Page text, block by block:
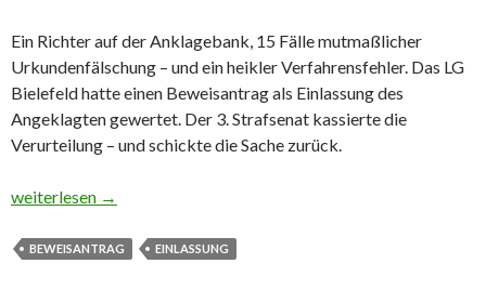
Ein Richter auf der Anklagebank, 15 Fälle mutmaßlicher
Urkundenfälschung – und ein heikler Verfahrensfehler. Das LG
Bielefeld hatte einen Beweisantrag als Einlassung des
Angeklagten gewertet. Der 3. Strafsenat kassierte die
Verurteilung – und schickte die Sache zurück.
Verurteilung eines Richters aufgehoben
weiterlesen →
BEWEISANTRAG EINLASSUNG